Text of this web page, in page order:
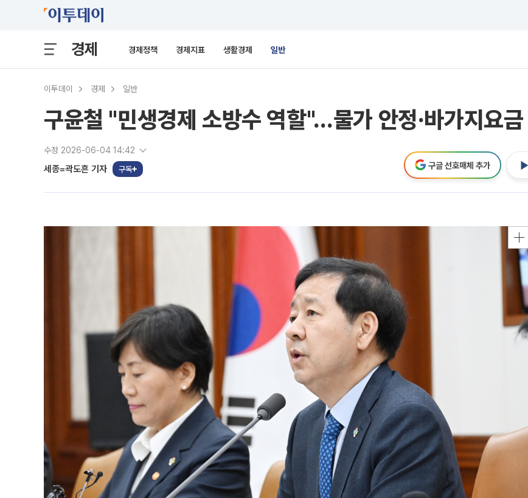
경제 경제정책 경제지표 생활경제 일반
이투데이 경제 일반
구윤철 "민생경제 소방수 역할"…물가 안정·바가지요
수정 2026-06-04 14:42
세종=곽도흔 기자 구독 구글 선호매체 추가